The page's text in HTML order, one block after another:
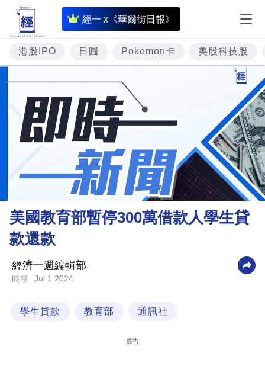
經一 x《華爾街日報》
即
時
財
經
專
題
投
資
樓
市
財
業
港股IPO 日圓 Pokemon卡 美股科技股
美國教育部暫停300萬借款人學生貸
款還款
經濟一週編輯部
時事 Jul 1 2024
學生貸款 教育部 通訊社
廣告